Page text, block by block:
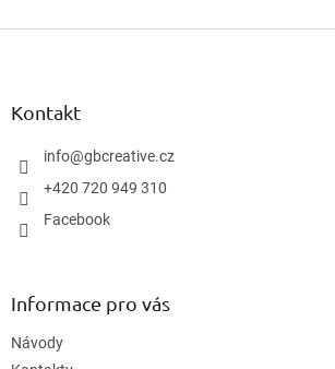
Z
Kontakt
info@gbcreative.cz
+420 720 949 310
Facebook
Informace pro vás
Návody